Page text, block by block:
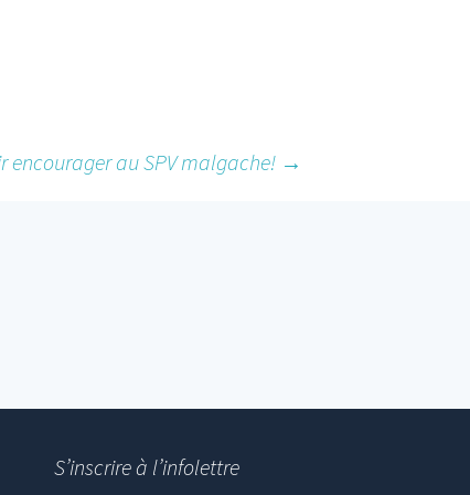
encourager au SPV malgache! →
S’inscrire à l’infolettre